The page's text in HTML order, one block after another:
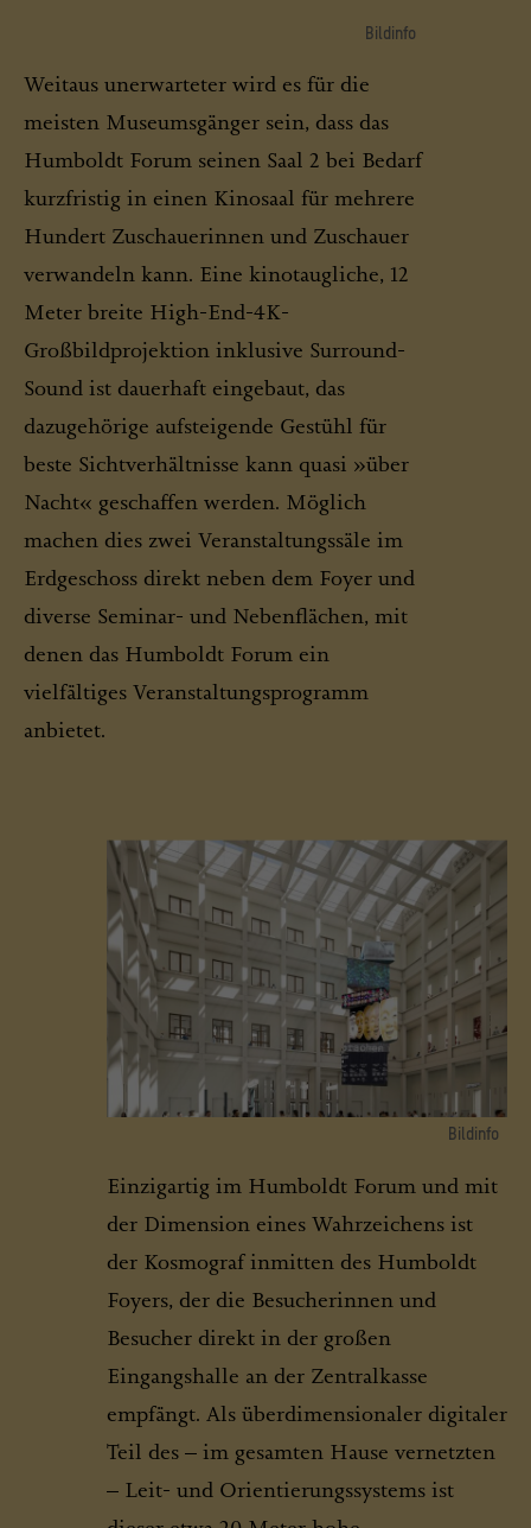
Bildinfo
Weitaus unerwarteter wird es für die
meisten Museumsgänger sein, dass das
Humboldt Forum seinen Saal 2 bei Bedarf
kurzfristig in einen Kinosaal für mehrere
Hundert Zuschauerinnen und Zuschauer
verwandeln kann. Eine kinotaugliche, 12
Meter breite High-End-4K-
Großbildprojektion inklusive Surround-
Sound ist dauerhaft eingebaut, das
dazugehörige aufsteigende Gestühl für
beste Sichtverhältnisse kann quasi »über
Nacht« geschaffen werden. Möglich
machen dies zwei Veranstaltungssäle im
Erdgeschoss direkt neben dem Foyer und
diverse Seminar- und Nebenflächen, mit
denen das Humboldt Forum ein
vielfältiges Veranstaltungsprogramm
anbietet.
Bildinfo
© SHF / Architekt: Franco Stella mit FS HUF PG
Einzigartig im Humboldt Forum und mit
der Dimension eines Wahrzeichens ist
der Kosmograf inmitten des Humboldt
Foyers, der die Besucherinnen und
Besucher direkt in der großen
Eingangshalle an der Zentralkasse
empfängt. Als überdimensionaler digitaler
Teil des – im gesamten Hause vernetzten
– Leit- und Orientierungssystems ist